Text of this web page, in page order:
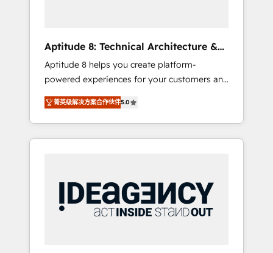
synchronisation API, audit et maintenance) ➤
La création de sites internet de conversion
qui transforment les visiteurs en
opportunités d'affaires ➤ La mise en place
de stratégies d'acquisition marketing (SEO,
SEA, inbound, automatisation marketing,
ABM, IA, emailing) Informations clés : - 10 ans
certifications HubSpot cumulées
Aptitude 8: Technical Architecture &
Deployment
Aptitude 8 helps you create platform-
powered experiences for your customers and
teams. We build multi-hub solutions and
orchestrate operations across your entire
tech stack. Aptitude 8 is trusted by top
brands such as Lenovo, Bluetooth,
Association, Randstad, Uber Freight, and
HubSpot itself. We have the largest technical
consulting team of any HubSpot partner and
菁英级解决方案合作伙伴5.0